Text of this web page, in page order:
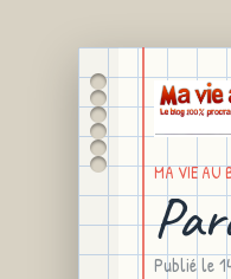
MA VIE AU
Publié le